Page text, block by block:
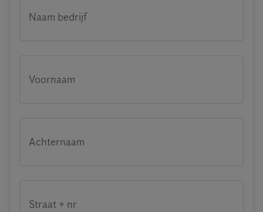
Naam bedrijf
Voornaam
Achternaam
Straat + nr